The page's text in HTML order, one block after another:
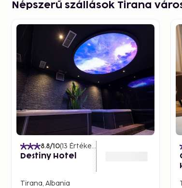
Népszerű szállások Tirana
8.8/10(13 Értékelések
Destiny Hotel
Tirana, Albania